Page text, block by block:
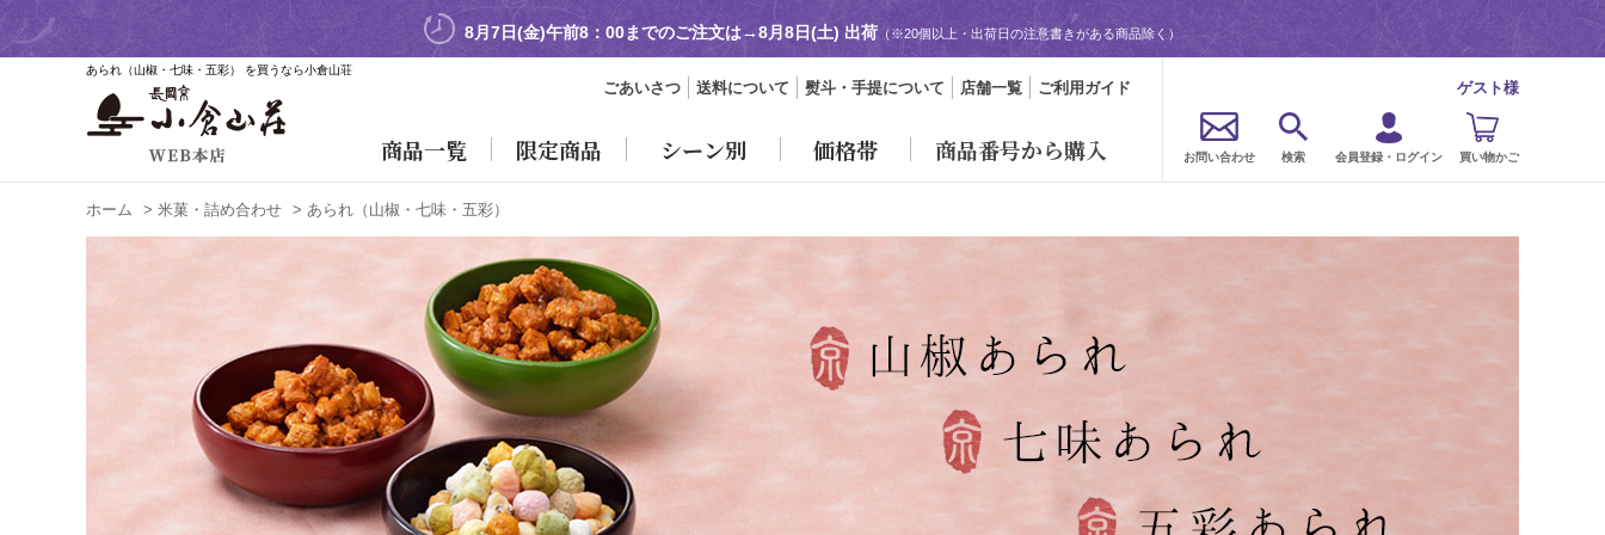
あられ（山椒・七味・五彩） を買うなら小倉山荘
8月7日(金)午前8：00までのご注文は→8月8日(土) 出荷 （※20個以上・出荷日の注意書きがある商品除く）
ごあいさつ 送料について 熨斗・手提について 店舗一覧 ご利用ガイド
商品一覧 限定商品 シーン別 価格帯 商品番号から購入
ゲスト様
お問い合わせ 検索 会員登録・ログイン 買い物かご
ホーム > 米菓・詰め合わせ > あられ（山椒・七味・五彩）